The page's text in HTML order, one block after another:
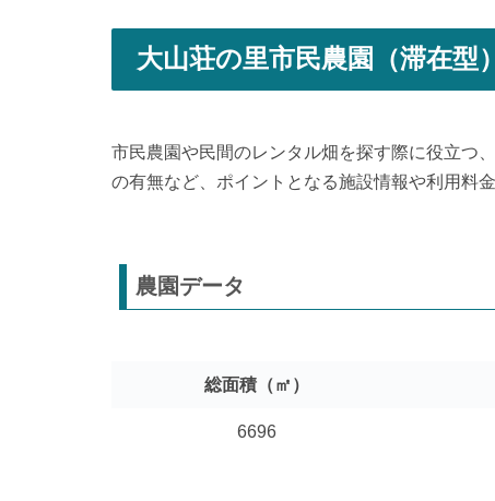
大山荘の里市民農園（滞在型
市民農園や民間のレンタル畑を探す際に役立つ
の有無など、ポイントとなる施設情報や利用料
農園データ
総面積（㎡）
6696